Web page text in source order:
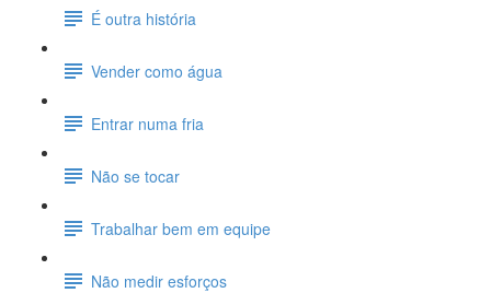
É outra história
Vender como água
Entrar numa fria
Não se tocar
Trabalhar bem em equipe
Não medir esforços